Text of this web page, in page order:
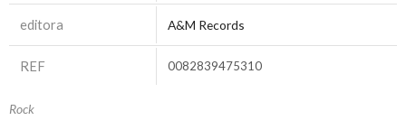
editora A&M Records
REF 0082839475310
Rock